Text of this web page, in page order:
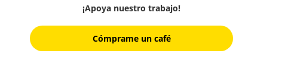
¡Apoya nuestro trabajo!
Cómprame un café